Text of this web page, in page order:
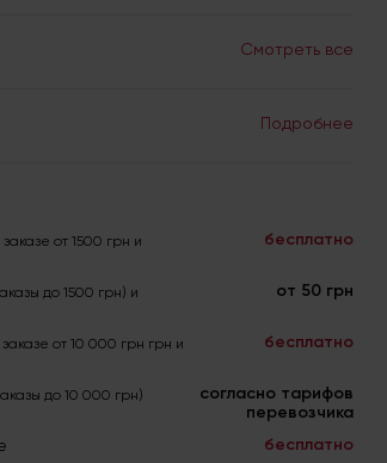
Смотреть все
Подробнее
от 1500 грн и
бесплатно
до 1500 грн) и
от 50 грн
от 10 000 грн грн и
бесплатно
до 10 000 грн)
согласно тарифов
перевозчика
бесплатно